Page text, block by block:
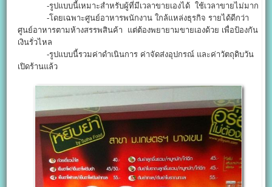
-รูปแบบนี้เหมาะสำหรับผู้ที่มีเวลาขายเองได้ ใช้เวลาขายไม่มาก
-โดยเฉพาะศูนย์อาหารพนักงาน ใกล้แหล่งธุรกิจ รายได้ดีกว่า
ศูนย์อาหารตามห้างสรรพสินค้า แต่ต้องพยายามขายเองด้วย เพื่อป้องกัน
เงินรั่วไหล
-รูปแบบนี้รวมค่าดำเนินการ ค่าจัดส่งอุปกรณ์ และค่าวัตถุดิบวัน
เปิดร้านแล้ว